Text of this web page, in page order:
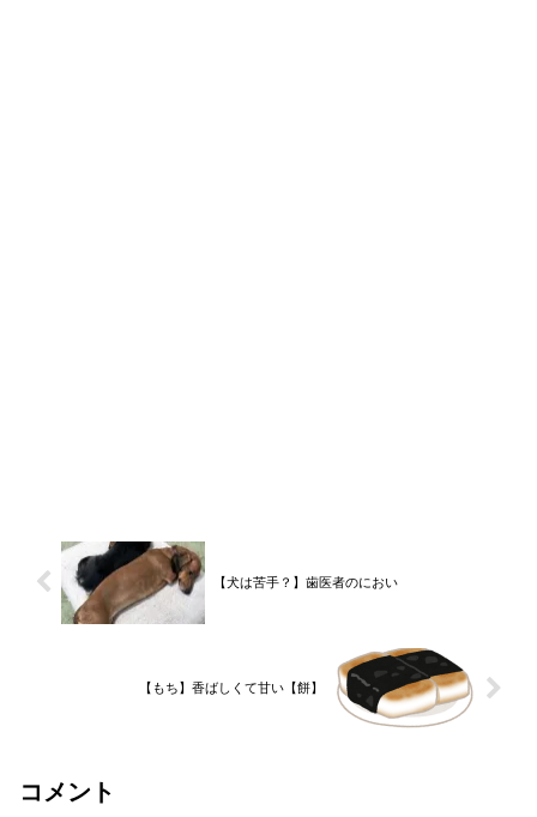
【犬は苦手？】歯医者のにおい
【もち】香ばしくて甘い【餅】
コメント